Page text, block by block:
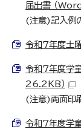
届出書 （
(注意)記入例
令和7年度土
令和7年度学
26.2KB）
(注意)両面印
令和7年度学